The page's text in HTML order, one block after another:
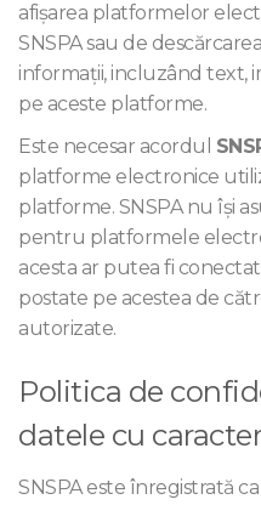
afișarea platformelor
SNSPA sau de
informații, incluzând text,
pe aceste platforme.
Este necesar acordul
platforme electronice
platforme. SNSPA nu își
pentru platformele
acesta ar putea fi
postate pe acestea de
autorizate.
Politica de
datele cu
SNSPA este înregistrată